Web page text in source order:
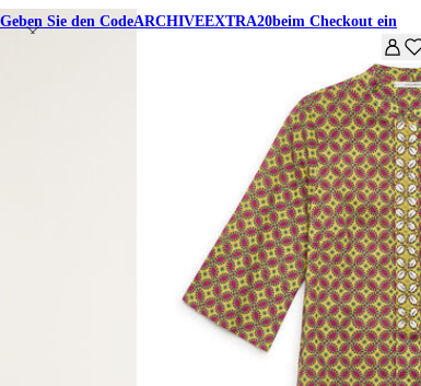
Sie den CodeARCHIVEEXTRA20beim Checkout ein